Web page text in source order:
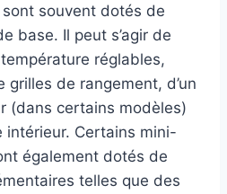
souvent dotés de
base. Il peut s’agir de
réglables,
grilles de rangement, d’un
(dans certains modèles)
intérieur. Certains mini-
également dotés de
telles que des